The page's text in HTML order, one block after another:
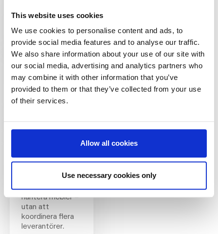
This website uses cookies
We use cookies to personalise content and ads, to
provide social media features and to analyse our traffic.
We also share information about your use of our site with
our social media, advertising and analytics partners who
may combine it with other information that you’ve
provided to them or that they’ve collected from your use
of their services.
Allow all cookies
Use necessary cookies only
planerat utifrån
faktiskt arbetar.
Steg 6:
Löpande
service och
support
alltid tillgängligt.
plattformen för
support och
hantera möbler –
utan att
koordinera flera
leverantörer.